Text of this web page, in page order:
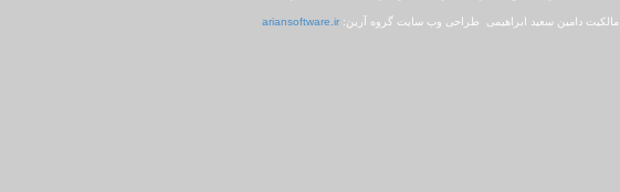
مالکیت دامین سعید ابراهیمی طراحی وب سایت گروه آرین:ariansoftware.ir